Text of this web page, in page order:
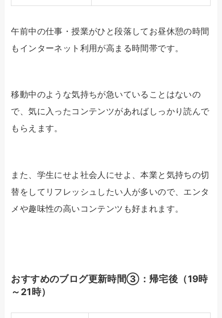
午前中の仕事・授業がひと段落してお昼休憩の時間
もインターネット利用が高まる時間帯です。
移動中のような気持ちが急いていることはないの
で、気に入ったコンテンツがあればしっかり読んで
もらえます。
また、学生にせよ社会人にせよ、本業と気持ちの切
替をしてリフレッシュしたい人が多いので、エンタ
メや趣味性の高いコンテンツも好まれます。
おすすめのブログ更新時間③：帰宅後（19時
～21時）